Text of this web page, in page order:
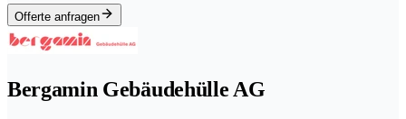
Offerte anfragen
Bergamin Gebäudehülle AG